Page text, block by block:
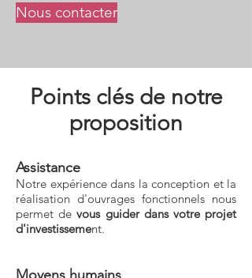
Nous contacter
Points clés de notre
proposition
Assistance
Notre expérience dans la conception et la
réalisation d'ouvrages fonctionnels nous
permet devous guider dans votre projet
d'investissement.